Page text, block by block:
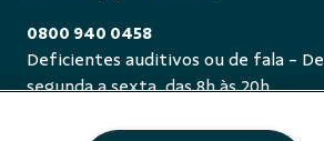
0800 940 0458
Deficientes auditivos ou de fala - De
segunda a sexta, das 8h às 20h